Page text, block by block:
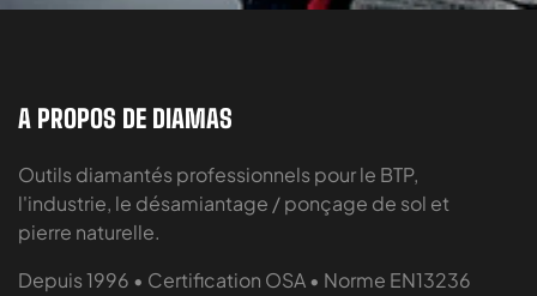
A PROPOS DE DIAMAS
Outils diamantés professionnels pour le BTP,
l'industrie, le désamiantage / ponçage de sol et
pierre naturelle.
Depuis 1996 • Certification OSA • Norme EN13236